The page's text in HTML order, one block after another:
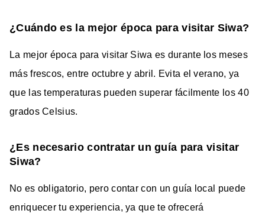
¿Cuándo es la mejor época para visitar Siwa?
La mejor época para visitar Siwa es durante los meses
más frescos, entre octubre y abril. Evita el verano, ya
que las temperaturas pueden superar fácilmente los 40
grados Celsius.
¿Es necesario contratar un guía para visitar
Siwa?
No es obligatorio, pero contar con un guía local puede
enriquecer tu experiencia, ya que te ofrecerá